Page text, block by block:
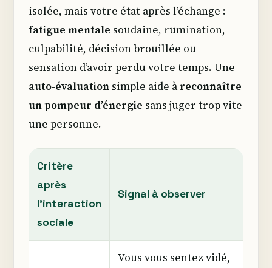
isolée, mais votre état après l’échange :
fatigue mentale soudaine, rumination,
culpabilité, décision brouillée ou
sensation d’avoir perdu votre temps. Une
auto-évaluation simple aide àreconnaître
un pompeur d’énergie sans juger trop vite
une personne.
Critère
après
l’interaction
sociale
Signal à observer
Vous vous sentez vidé,